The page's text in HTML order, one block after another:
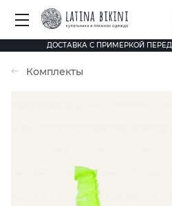
ДОСТАВКА С ПРИМЕРКОЙ
Комплекты